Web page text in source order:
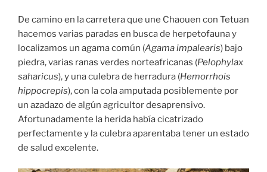
De camino en la carretera que une Chaouen con Tetuan
hacemos varias paradas en busca de herpetofauna y
localizamos un agama común (Agama impalearis) bajo
piedra, varias ranas verdes norteafricanas (Pelophylax
saharicus), y una culebra de herradura (Hemorrhois
hippocrepis), con la cola amputada posiblemente por
un azadazo de algún agricultor desaprensivo.
Afortunadamente la herida había cicatrizado
perfectamente y la culebra aparentaba tener un estado
de salud excelente.